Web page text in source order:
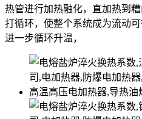
热管进行加热融化，直加热到
打循环，使整个系统成为流动
进一步循环升温，